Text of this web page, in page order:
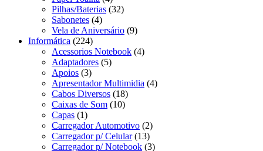
Pilhas/Baterias (32)
Sabonetes (4)
Vela de Aniversário (9)
Informática (224)
Acessorios Notebook (4)
Adaptadores (5)
Apoios (3)
Apresentador Multimidia (4)
Cabos Diversos (18)
Caixas de Som (10)
Capas (1)
Carregador Automotivo (2)
Carregador p/ Celular (13)
Carregador p/ Notebook (3)